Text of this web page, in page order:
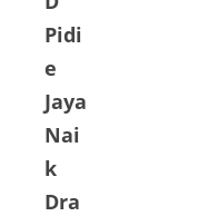
musi
bah
Banji
r-
Long
sor
Pidi
e
Jaya
Nai
k
Dra